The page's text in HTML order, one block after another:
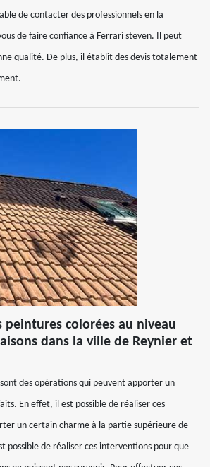
de contacter des professionnels en la
de faire confiance à Ferrari steven. Il peut
qualité. De plus, il établit des devis totalement
peintures colorées au niveau
dans la ville de Reynier et
des opérations qui peuvent apporter un
En effet, il est possible de réaliser ces
un certain charme à la partie supérieure de
possible de réaliser ces interventions pour que